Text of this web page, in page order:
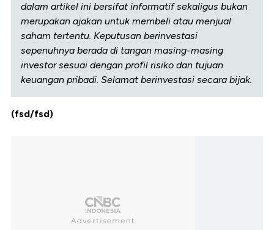
dalam artikel ini bersifat informatif sekaligus bukan
merupakan ajakan untuk membeli atau menjual
saham tertentu. Keputusan berinvestasi
sepenuhnya berada di tangan masing-masing
investor sesuai dengan profil risiko dan tujuan
keuangan pribadi. Selamat berinvestasi secara bijak.
(fsd/fsd)